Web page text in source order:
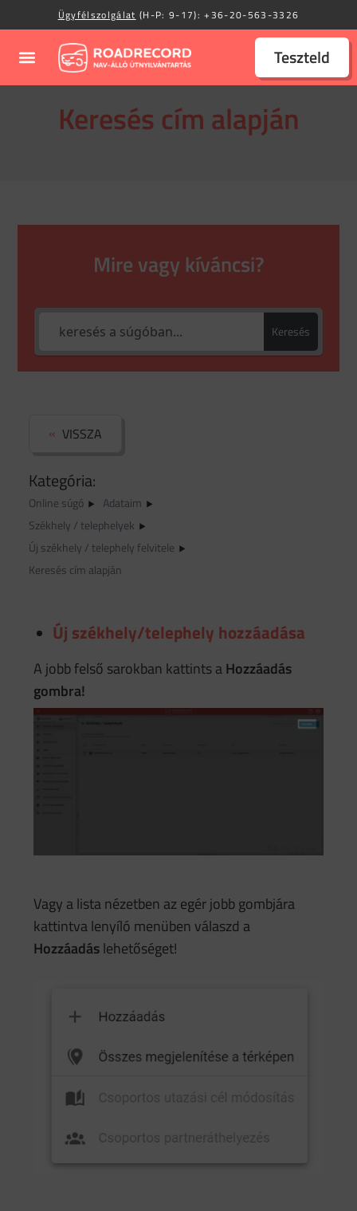
Ügyfélszolgálat (H-P: 9-17):+36-20-563-3326
Teszteld
Keresés cím alapján
Mire vagy kíváncsi?
Keresés
Kategória:
Online súgó
Adataim
Székhely / telephelyek
Új székhely / telephely felvitele
Keresés cím alapján
VISSZA
Új székhely/telephely hozzáadása
A jobb felső sarokban kattints aHozzáadás
gombra!
Vagy a lista nézetben az egér jobb gombjára
kattintva lenyíló menüben válaszd a
Hozzáadáslehetőséget!